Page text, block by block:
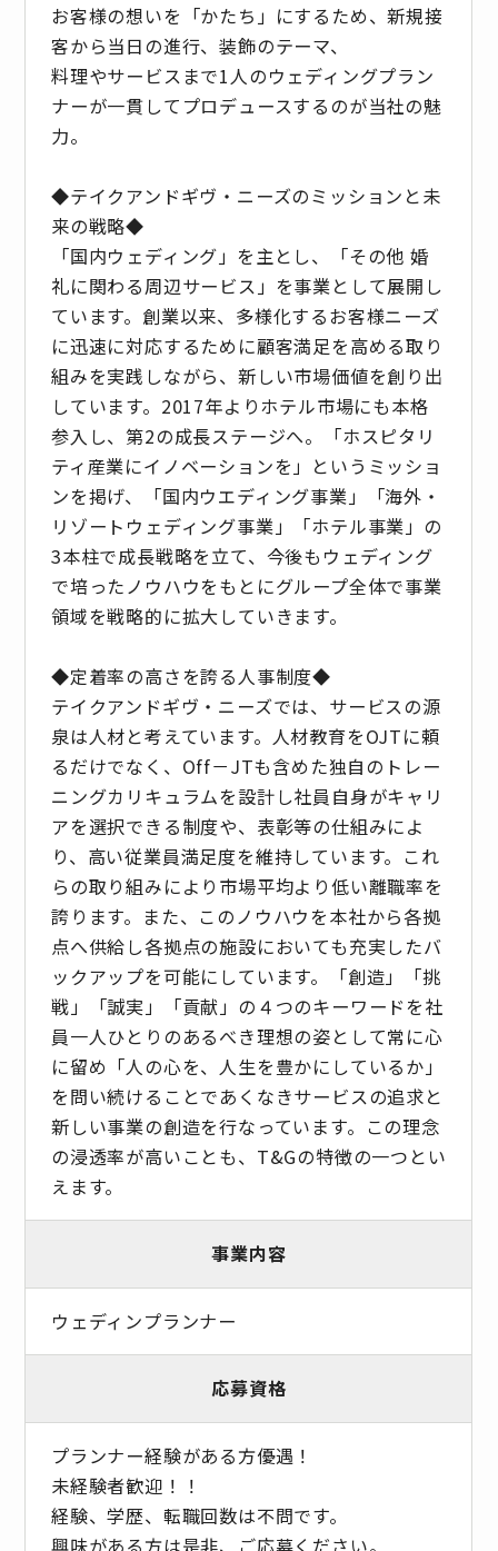
お客様の想いを「かたち」にするため、新規接
客から当日の進行、装飾のテーマ、
料理やサービスまで1人のウェディングプラン
ナーが一貫してプロデュースするのが当社の魅
力。
◆テイクアンドギヴ・ニーズのミッションと未
来の戦略◆
「国内ウェディング」を主とし、「その他 婚
礼に関わる周辺サービス」を事業として展開し
ています。創業以来、多様化するお客様ニーズ
に迅速に対応するために顧客満足を高める取り
組みを実践しながら、新しい市場価値を創り出
しています。2017年よりホテル市場にも本格
参入し、第2の成長ステージへ。「ホスピタリ
ティ産業にイノベーションを」というミッショ
ンを掲げ、「国内ウエディング事業」「海外・
リゾートウェディング事業」「ホテル事業」の
3本柱で成長戦略を立て、今後もウェディング
で培ったノウハウをもとにグループ全体で事業
領域を戦略的に拡大していきます。
◆定着率の高さを誇る人事制度◆
テイクアンドギヴ・ニーズでは、サービスの源
泉は人材と考えています。人材教育をOJTに頼
るだけでなく、Off－JTも含めた独自のトレー
ニングカリキュラムを設計し社員自身がキャリ
アを選択できる制度や、表彰等の仕組みによ
り、高い従業員満足度を維持しています。これ
らの取り組みにより市場平均より低い離職率を
誇ります。また、このノウハウを本社から各拠
点へ供給し各拠点の施設においても充実したバ
ックアップを可能にしています。「創造」「挑
戦」「誠実」「貢献」の４つのキーワードを社
員一人ひとりのあるべき理想の姿として常に心
に留め「人の心を、人生を豊かにしているか」
を問い続けることであくなきサービスの追求と
新しい事業の創造を行なっています。この理念
の浸透率が高いことも、T&Gの特徴の一つとい
えます。
事業内容
ウェディンプランナー
応募資格
プランナー経験がある方優遇！
未経験者歓迎！！
経験、学歴、転職回数は不問です。
興味がある方は是非、ご応募ください。